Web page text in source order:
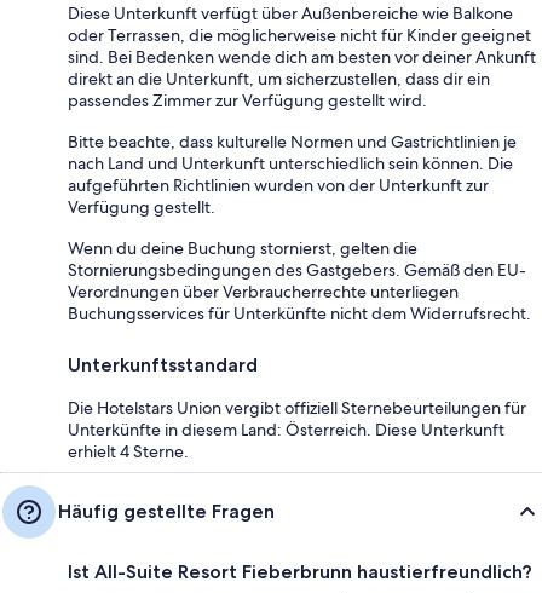
Diese Unterkunft verfügt über Außenbereiche wie Balkone
oder Terrassen, die möglicherweise nicht für Kinder geeignet
sind. Bei Bedenken wende dich am besten vor deiner Ankunft
direkt an die Unterkunft, um sicherzustellen, dass dir ein
passendes Zimmer zur Verfügung gestellt wird.
Bitte beachte, dass kulturelle Normen und Gastrichtlinien je
nach Land und Unterkunft unterschiedlich sein können. Die
aufgeführten Richtlinien wurden von der Unterkunft zur
Verfügung gestellt.
Wenn du deine Buchung stornierst, gelten die
Stornierungsbedingungen des Gastgebers. Gemäß den EU-
Verordnungen über Verbraucherrechte unterliegen
Buchungsservices für Unterkünfte nicht dem Widerrufsrecht.
Unterkunftsstandard
Die Hotelstars Union vergibt offiziell Sternebeurteilungen für
Unterkünfte in diesem Land: Österreich. Diese Unterkunft
erhielt 4 Sterne.
Häufig gestellte Fragen
Ist All-Suite Resort Fieberbrunn haustierfreundlich?